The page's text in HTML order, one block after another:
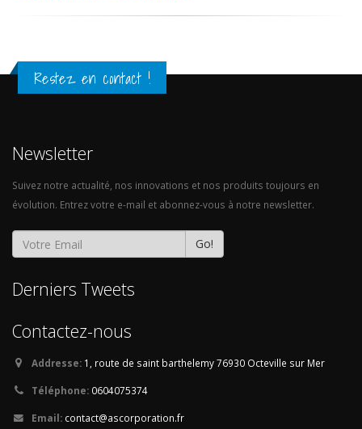
Restez en contact !
Newsletter
Suivez notre actualité, nos innovations et nos produits toujours en
évolution. Entrez votre e-mail et abonnez-vous à notre newsletter.
Go!
Derniers Tweets
Contactez-nous
Addresse: 1, route de saint barthelemy76930 Octeville sur Mer
Téléphone: 0604075374
Email: contact@ascorporation.fr